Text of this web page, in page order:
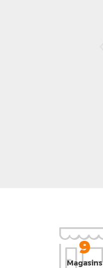
9
Magasins